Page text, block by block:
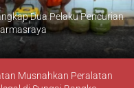
Dua Pelaku Pencurian
Musnahkan Peralatan